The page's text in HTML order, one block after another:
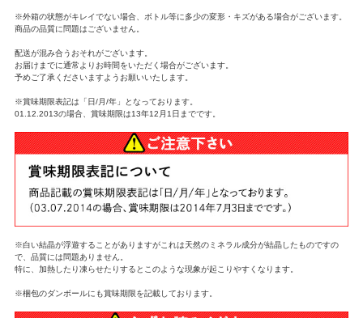
※外箱の状態がキレイでない場合、ボトル等に多少の変形・キズがある場合がございます。
商品の品質に問題はございません。
配送が混み合うおそれがございます。
お届けまでに通常よりお時間をいただく場合がございます。
予めご了承くださいますようお願いいたします。
※賞味期限表記は「日/月/年」となっております。
01.12.2013の場合、賞味期限は13年12月1日までです。
※白い結晶が浮遊することがありますがこれは天然のミネラル成分が結晶したものですの
で、品質には問題ありません。
特に、加熱したり凍らせたりするとこのような現象が起こりやすくなります。
※梱包のダンボールにも賞味期限を記載しております。